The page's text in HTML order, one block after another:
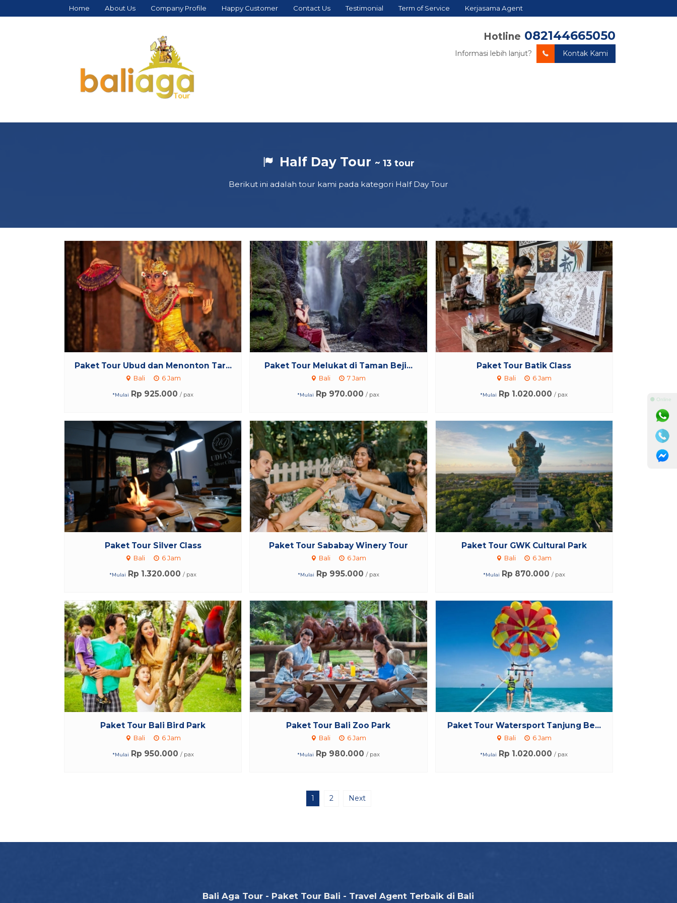
Home About Us Company Profile Happy Customer Contact Us Testimonial Term of Service Kerjasama Agent
Hotline 082144665050
Informasi lebih lanjut? Kontak Kami
Half Day Tour ~ 13 tour
Berikut ini adalah tour kami pada kategori Half Day Tour
Paket Tour Ubud dan Menonton Tar...
Bali 6 Jam
*Mulai Rp 925.000 / pax
Paket Tour Melukat di Taman Beji...
Bali 7 Jam
*Mulai Rp 970.000 / pax
Paket Tour Batik Class
Bali 6 Jam
*Mulai Rp 1.020.000 / pax
Paket Tour Silver Class
Bali 6 Jam
*Mulai Rp 1.320.000 / pax
Paket Tour Sababay Winery Tour
Bali 6 Jam
*Mulai Rp 995.000 / pax
Paket Tour GWK Cultural Park
Bali 6 Jam
*Mulai Rp 870.000 / pax
Paket Tour Bali Bird Park
Bali 6 Jam
*Mulai Rp 950.000 / pax
Paket Tour Bali Zoo Park
Bali 6 Jam
*Mulai Rp 980.000 / pax
Paket Tour Watersport Tanjung Be...
Bali 6 Jam
*Mulai Rp 1.020.000 / pax
1 2 Next
Bali Aga Tour - Paket Tour Bali - Travel Agent Terbaik di Bali
⚫ Online